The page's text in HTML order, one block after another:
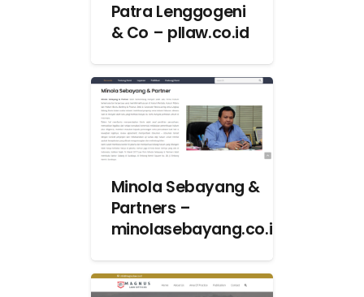
Patra Lenggogeni
& Co – pllaw.co.id
Minola Sebayang &
Partners –
minolasebayang.co.id